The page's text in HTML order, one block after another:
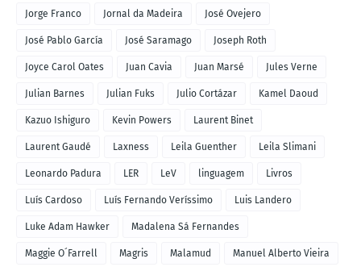
Jorge Franco Jornal da Madeira José Ovejero
José Pablo García José Saramago Joseph Roth
Joyce Carol Oates Juan Cavia Juan Marsé Jules Verne
Julian Barnes Julian Fuks Julio Cortázar Kamel Daoud
Kazuo Ishiguro Kevin Powers Laurent Binet
Laurent Gaudé Laxness Leila Guenther Leila Slimani
Leonardo Padura LER LeV linguagem Livros
Luís Cardoso Luís Fernando Veríssimo Luis Landero
Luke Adam Hawker Madalena Sá Fernandes
Maggie O´Farrell Magris Malamud Manuel Alberto Vieira